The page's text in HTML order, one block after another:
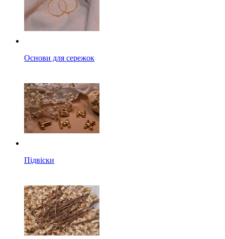
Основи для сережок
Підвіски